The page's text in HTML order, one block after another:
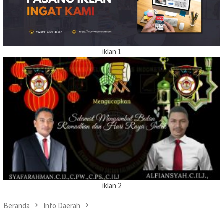
iklan 1
iklan 2
Beranda Info Daerah